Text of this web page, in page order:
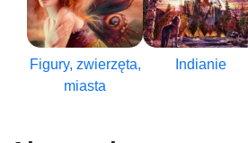
Figury, zwierzęta,
miasta
Indianie